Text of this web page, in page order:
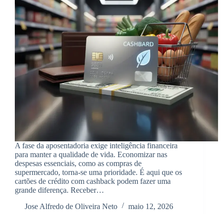
A fase da aposentadoria exige inteligência financeira
para manter a qualidade de vida. Economizar nas
despesas essenciais, como as compras de
supermercado, torna-se uma prioridade. É aqui que os
cartões de crédito com cashback podem fazer uma
grande diferença. Receber…
Jose Alfredo de Oliveira Neto
maio 12, 2026